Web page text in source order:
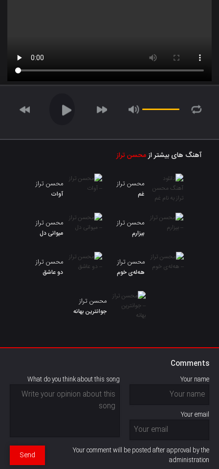
آهنگ های بیشتر ازمحسن تراز
محسن تراز
غم
محسن تراز
آوات
محسن تراز
بیزارم
محسن تراز
میوانی دل
محسن تراز
هەلەی خوم
محسن تراز
دو عاشق
محسن تراز
جوانترین بهانه
Comments
Your name
Your email
What do you think about this song
Your comment will be posted after approval by the
administration
Send